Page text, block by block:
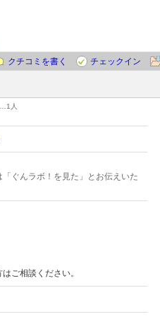
クチコミを書く
チェックイン
1人
ぐんラボ！を見た」とお伝えいた
ご相談ください。